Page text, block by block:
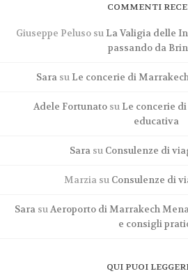
COMMENTI
Giuseppe Pelusosu La Valigia delle
passando da
Sara su Le concerie di
Adele Fortunato su Le concerie
educativa
Sara su Consulenze di
Marziasu Consulenze di
Sara suAeroporto di Marrakech
e consigli
QUI PUOI